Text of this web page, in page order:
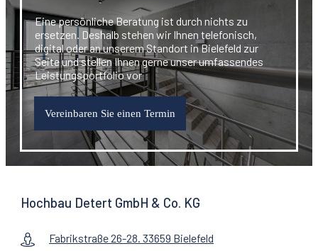
Eine persönliche Beratung ist durch nichts zu
ersetzen. Deshalb stehen wir Ihnen telefonisch,
digital oder an unserem Standort in Bielefeld zur
Seite und stellen Ihnen gerne unser umfassendes
Leistungsportfolio vor
Vereinbaren Sie einen Termin
Hochbau Detert GmbH & Co. KG
Fabrikstraße 26-28. 33659 Bielefeld